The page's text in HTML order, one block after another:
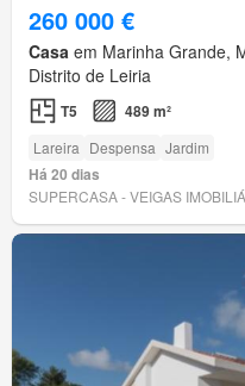
260 000 €
Casa em Marinha Grande,
Distrito de Leiria
T5 489 m²
Lareira Despensa Jardim
Há 20 dias
SUPERCASA - VEIGAS